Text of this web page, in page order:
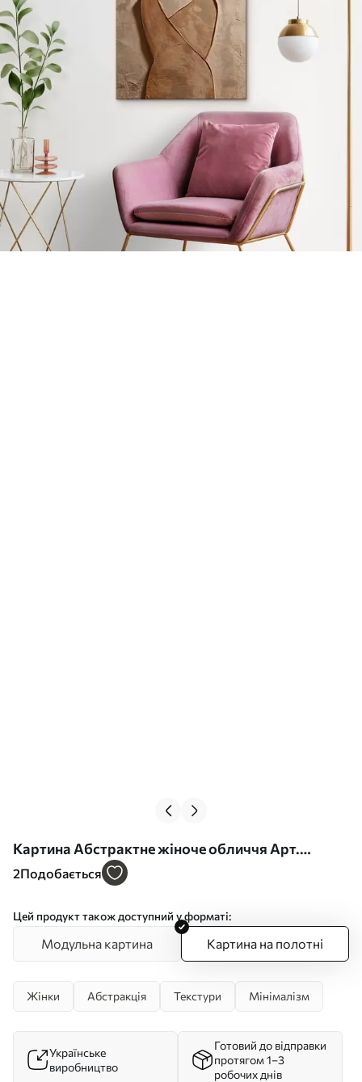
Картина Абстрактне жіноче обличчя Арт.
s45396
2Подобається
Цей продукт також доступний у форматі:
Модульна картина Картина на полотні
Жінки Абстракція Текстури Мінімалізм
Українське
виробництво
Готовий до відправки
протягом 1–3
робочих днів